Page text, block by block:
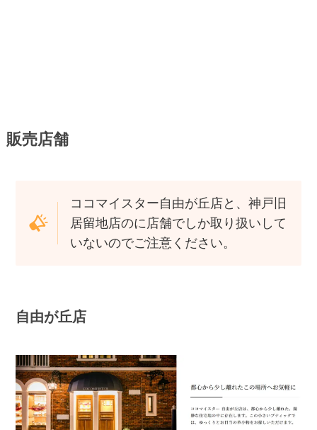
販売店舗
ココマイスター自由が丘店と、神戸旧
居留地店のに店舗でしか取り扱いして
いないのでご注意ください。
自由が丘店